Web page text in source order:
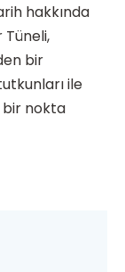
hakkında
Tüneli,
bir
ile
bir nokta